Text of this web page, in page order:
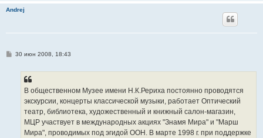
Andrej
С30 июн 2008, 18:43
В общественном Музее имени Н.К.Рериха постоянно проводятся
экскурсии, концерты классической музыки, работает Оптический
театр, библиотека, художественный и книжный салон-магазин,
МЦР участвует в международных акциях "Знамя Мира" и "Марш
Мира", проводимых под эгидой ООН. В марте 1998 г. при поддержке